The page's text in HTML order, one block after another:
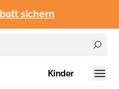
sichern
Kinder